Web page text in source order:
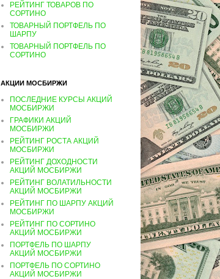
РЕЙТИНГ ТОВАРОВ ПО
СОРТИНО
ТОВАРНЫЙ ПОРТФЕЛЬ ПО
ШАРПУ
ТОВАРНЫЙ ПОРТФЕЛЬ ПО
СОРТИНО
АКЦИИ МОСБИРЖИ
ПОСЛЕДНИЕ КУРСЫ АКЦИЙ
МОСБИРЖИ
ГРАФИКИ АКЦИЙ
МОСБИРЖИ
РЕЙТИНГ РОСТА АКЦИЙ
МОСБИРЖИ
РЕЙТИНГ ДОХОДНОСТИ
АКЦИЙ МОСБИРЖИ
РЕЙТИНГ ВОЛАТИЛЬНОСТИ
АКЦИЙ МОСБИРЖИ
РЕЙТИНГ ПО ШАРПУ АКЦИЙ
МОСБИРЖИ
РЕЙТИНГ ПО СОРТИНО
АКЦИЙ МОСБИРЖИ
ПОРТФЕЛЬ ПО ШАРПУ
АКЦИЙ МОСБИРЖИ
ПОРТФЕЛЬ ПО СОРТИНО
АКЦИЙ МОСБИРЖИ